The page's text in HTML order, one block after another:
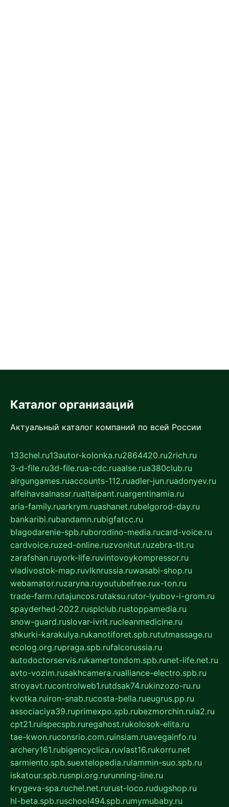
Каталог организаций
Актуальный каталог компаний по всей России
133chel.ru13autor-kolonka.ru2864420.ru2rich.ru
3-d-file.ru3d-file.rua-cdc.ruaalse.rua380club.ru
airgungames.ruaccounts-112.ruadler-jun.ruadonyev.ru
alfeihavsalnassr.rualtaipant.ruargentinamia.ru
aria-family.ruarkrym.ruashanet.rubelgorod-day.ru
bankaribi.rubandamn.rubigfatcc.ru
blagodarenie-spb.ruborodino-media.rucard-voice.ru
cardvoice.ruzed-online.ruzvonitut.ruzebra-tlt.ru
zarafshan.ruyork-life.ruvintovoykompressor.ru
vladivostok-map.ruvlknrussia.ruwasabi-shop.ru
webamator.ruzaryna.ruyoutubefree.rux-ton.ru
trade-farm.rutajuncos.rutaksu.rutor-lyubov-i-grom.ru
spayderhed-2022.rusplclub.rustoppamedia.ru
snow-guard.ruslovar-ivrit.rucleanmedicine.ru
shkurki-karakulya.rukanotiforet.spb.rututmassage.ru
ecolog.org.rupraga.spb.rufalcorussia.ru
autodoctorservis.rukamertondom.spb.runet-life.net.ru
avto-vozim.rusakhcamera.rualliance-electro.spb.ru
stroyavt.rucontrolweb1.rutdsak74.rukinzozo-ru.ru
kvotka.ruiron-snab.rucosta-bella.rueugrus.pp.ru
associaciya39.ruprimexpo.spb.rubezmorchin.ruia2.ru
cpt21.ruispecspb.ruregahost.rukolosok-elita.ru
tae-kwon.ruconsrio.com.ruinsiam.ruavegainfo.ru
archery161.rubigencyclica.ruvlast16.rukorru.net
sarmiento.spb.suextelopedia.rulammin-suo.spb.ru
iskatour.spb.rusnpi.org.rurunning-line.ru
krygeva-spa.ruchel.net.rurust-loco.rudugshop.ru
hl-beta.spb.ruschool494.spb.rumymubaby.ru